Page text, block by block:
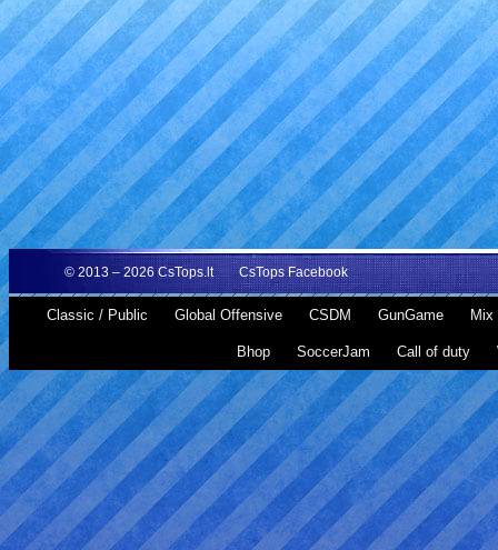
© 2013 – 2026 CsTops.lt CsTops Facebook
Classic / Public Global Offensive CSDM GunGame Mix
Bhop SoccerJam Call of duty